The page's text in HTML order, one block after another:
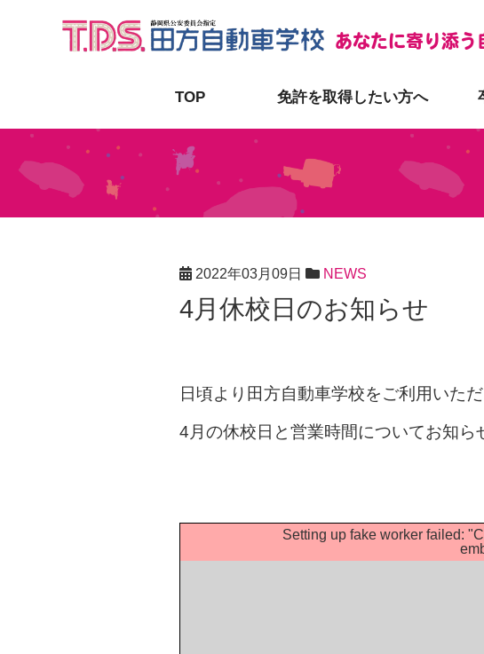
あなたに寄り添う
TOP 免許を取得したい方へ
2022年03月09日 NEWS
4月休校日のお知らせ
日頃より田方自動車学校をご利用いた
4月の休校日と営業時間についてお知ら
Setting up fake worker failed: